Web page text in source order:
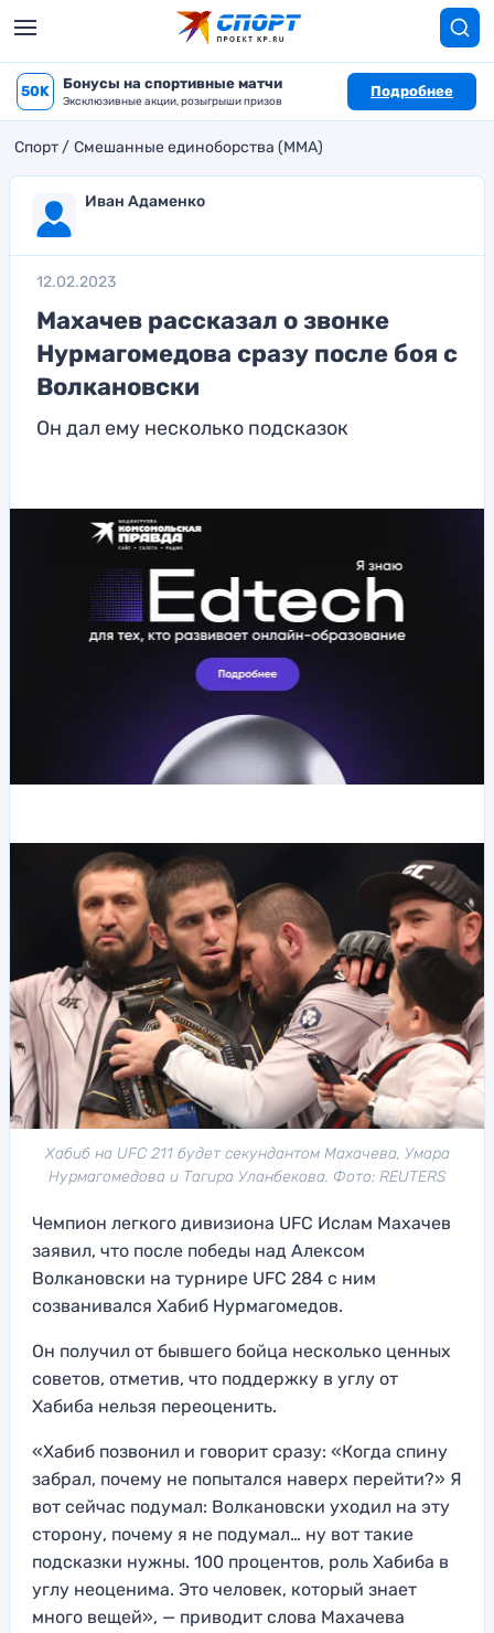
50K Бонусы на спортивные матчи
Эксклюзивные акции, розыгрыши призов
Подробнее
Спорт Смешанные единоборства (MMA)
Иван Адаменко
12.02.2023
Махачев рассказал о звонке
Нурмагомедова сразу после боя с
Волкановски
Он дал ему несколько подсказок
Хабиб на UFC 211 будет секундантом Махачева, Умара
Нурмагомедова и Тагира Уланбекова. Фото: REUTERS
Чемпион легкого дивизиона UFC Ислам Махачев
заявил, что после победы над Алексом
Волкановски на турнире UFC 284 с ним
созванивался Хабиб Нурмагомедов.
Он получил от бывшего бойца несколько ценных
советов, отметив, что поддержку в углу от
Хабиба нельзя переоценить.
«Хабиб позвонил и говорит сразу: «Когда спину
забрал, почему не попытался наверх перейти?» Я
вот сейчас подумал: Волкановски уходил на эту
сторону, почему я не подумал… ну вот такие
подсказки нужны. 100 процентов, роль Хабиба в
углу неоценима. Это человек, который знает
много вещей», — приводит слова Махачева